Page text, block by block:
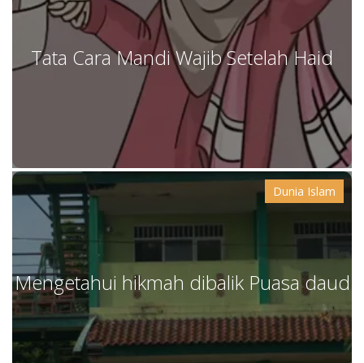
Tata Cara Mandi Wajib Setelah Haid
Dunia Islam
Mengetahui hikmah dibalik Puasa daud